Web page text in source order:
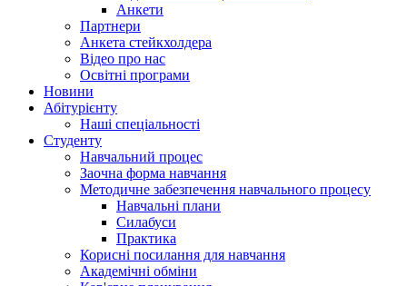
Анкети
Партнери
Анкета стейкхолдера
Відео про нас
Освітні програми
Hовини
Абітурієнту
Наші спеціальності
Студенту
Навчальний процес
Заочна форма навчання
Методичне забезпечення навчального процесу
Навчальні плани
Силабуси
Практика
Корисні посилання для навчання
Академічні обміни